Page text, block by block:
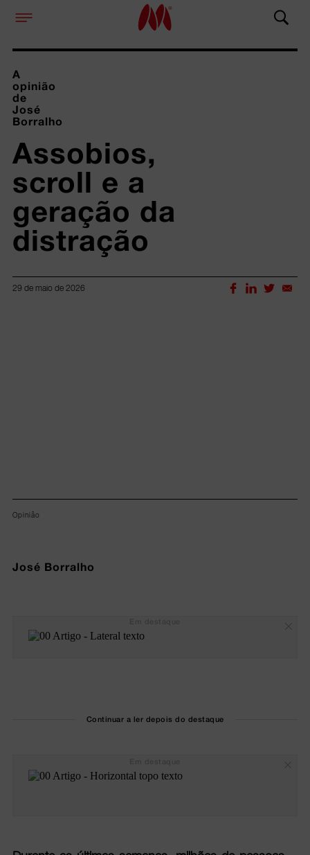
A
opinião
de
José
Borralho
Assobios,
scroll e a
geração da
distração
29 de maio de 2026
Opinião
José Borralho
Continuar a ler depois do destaque